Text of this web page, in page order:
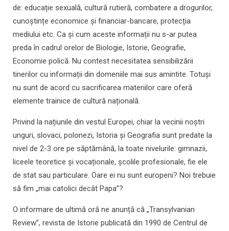
de: educație sexuală, cultură rutieră, combatere a drogurilor,
cunoștințe economice și financiar-bancare, protecția
mediului etc. Ca și cum aceste informații nu s-ar putea
preda în cadrul orelor de Biologie, Istorie, Geografie,
Economie polică. Nu contest necesitatea sensibilizării
tinerilor cu informații din domeniile mai sus amintite. Totuși
nu sunt de acord cu sacrificarea materiilor care oferă
elemente trainice de cultură națională.
Privind la națiunile din vestul Europei, chiar la vecinii noștri
unguri, slovaci, polonezi, Istoria și Geografia sunt predate la
nivel de 2-3 ore pe săptămână, la toate nivelurile: gimnazii,
liceele teoretice și vocaționale, școlile profesionale, fie ele
de stat sau particulare. Oare ei nu sunt europeni? Noi trebuie
să fim „mai catolici decât Papa”?
O informare de ultimă oră ne anunță că „Transylvanian
Review”, revista de Istorie publicată din 1990 de Centrul de